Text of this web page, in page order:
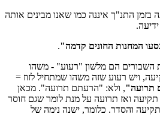
בזמן התנ"ך איננה כמו שאנו מבינים אותה
המחנות החונים קדמה".
השבורים הם מלשון "רעוע" - משהו
ויש רעוע שזה משהו שמתחיל לזוז =
תרועה", ולא: "הרעתם תרועה". מכאן
ואז תרועה על מנת לומר שגם חוסר
והסדר. כלומר, ישנה נימה של